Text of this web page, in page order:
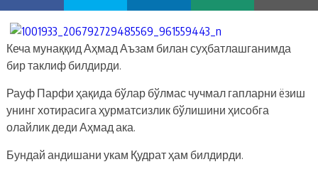
Кеча мунаққид Аҳмад Аъзам билан суҳбатлашганимда
бир таклиф билдирди.
Рауф Парфи ҳақида бўлар бўлмас чучмал гапларни ëзиш
унинг хотирасига ҳурматсизлик бўлишини ҳисобга
олайлик деди Аҳмад ака.
Бундай андишани укам Қудрат ҳам билдирди.